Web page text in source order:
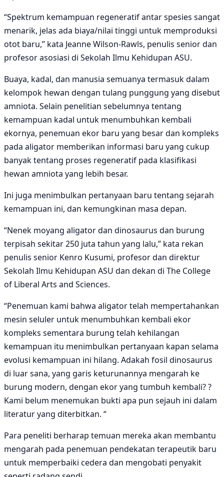
“Spektrum kemampuan regeneratif antar spesies sangat
menarik, jelas ada biaya/nilai tinggi untuk memproduksi
otot baru,” kata Jeanne Wilson-Rawls, penulis senior dan
profesor asosiasi di Sekolah Ilmu Kehidupan ASU.
Buaya, kadal, dan manusia semuanya termasuk dalam
kelompok hewan dengan tulang punggung yang disebut
amniota. Selain penelitian sebelumnya tentang
kemampuan kadal untuk menumbuhkan kembali
ekornya, penemuan ekor baru yang besar dan kompleks
pada aligator memberikan informasi baru yang cukup
banyak tentang proses regeneratif pada klasifikasi
hewan amniota yang lebih besar.
Ini juga menimbulkan pertanyaan baru tentang sejarah
kemampuan ini, dan kemungkinan masa depan.
“Nenek moyang aligator dan dinosaurus dan burung
terpisah sekitar 250 juta tahun yang lalu,” kata rekan
penulis senior Kenro Kusumi, profesor dan direktur
Sekolah Ilmu Kehidupan ASU dan dekan di The College
of Liberal Arts and Sciences.
“Penemuan kami bahwa aligator telah mempertahankan
mesin seluler untuk menumbuhkan kembali ekor
kompleks sementara burung telah kehilangan
kemampuan itu menimbulkan pertanyaan kapan selama
evolusi kemampuan ini hilang. Adakah fosil dinosaurus
di luar sana, yang garis keturunannya mengarah ke
burung modern, dengan ekor yang tumbuh kembali? ?
Kami belum menemukan bukti apa pun sejauh ini dalam
literatur yang diterbitkan. “
Para peneliti berharap temuan mereka akan membantu
mengarah pada penemuan pendekatan terapeutik baru
untuk memperbaiki cedera dan mengobati penyakit